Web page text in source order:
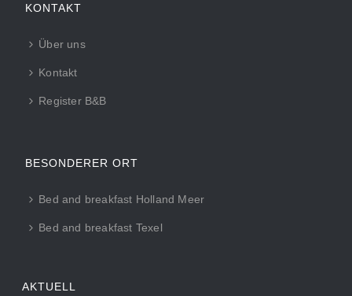
KONTAKT
Über uns
Kontakt
Register B&B
BESONDERER ORT
Bed and breakfast Holland Meer
Bed and breakfast Texel
AKTUELL